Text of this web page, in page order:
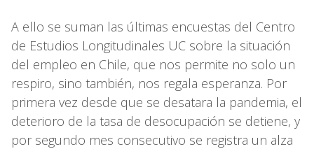
A ello se suman las últimas encuestas del Centro
de Estudios Longitudinales UC sobre la situación
del empleo en Chile, que nos permite no solo un
respiro, sino también, nos regala esperanza. Por
primera vez desde que se desatara la pandemia, el
deterioro de la tasa de desocupación se detiene, y
por segundo mes consecutivo se registra un alza